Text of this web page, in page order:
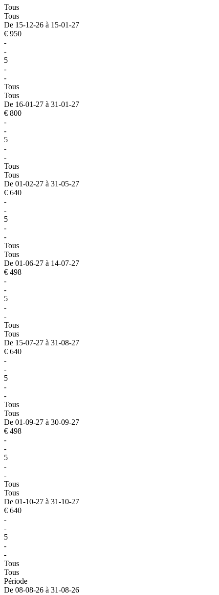
Tous
Tous
De 15-12-26 à 15-01-27
€ 950
-
-
5
-
-
Tous
Tous
De 16-01-27 à 31-01-27
€ 800
-
-
5
-
-
Tous
Tous
De 01-02-27 à 31-05-27
€ 640
-
-
5
-
-
Tous
Tous
De 01-06-27 à 14-07-27
€ 498
-
-
5
-
-
Tous
Tous
De 15-07-27 à 31-08-27
€ 640
-
-
5
-
-
Tous
Tous
De 01-09-27 à 30-09-27
€ 498
-
-
5
-
-
Tous
Tous
De 01-10-27 à 31-10-27
€ 640
-
-
5
-
-
Tous
Tous
Période
De 08-08-26 à 31-08-26